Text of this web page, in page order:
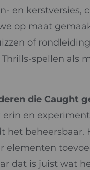
en kerstversies,
op maat
of
spellen als
die Caught
en
het
elementen
dat is juist wat